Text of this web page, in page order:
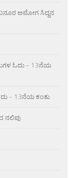
ಅಮೋಗ ಸಿದ್ದನ
ಓದು – 13ನೆಯ
– 13ನೆಯ ಕಂತು
ನಲಿವು